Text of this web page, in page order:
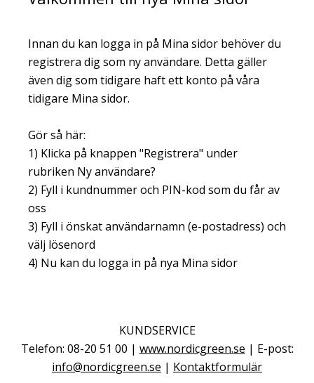
Innan du kan logga in på Mina sidor behöver du
registrera dig som ny användare. Detta gäller
även dig som tidigare haft ett konto på våra
tidigare Mina sidor.
Gör så här:
1) Klicka på knappen "Registrera" under
rubriken Ny användare?
2) Fyll i kundnummer och PIN-kod som du får av
oss
3) Fyll i önskat användarnamn (e-postadress) och
välj lösenord
4) Nu kan du logga in på nya Mina sidor
KUNDSERVICE
Telefon: 08-20 51 00 | www.nordicgreen.se | E-post:
info@nordicgreen.se | Kontaktformulär